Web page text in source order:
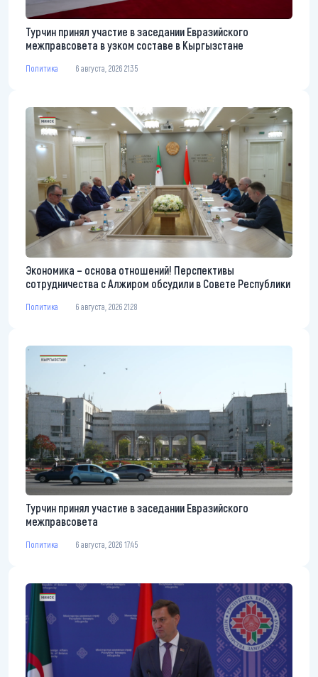
Турчин принял участие в заседании Евразийского
межправсовета в узком составе в Кыргызстане
Политика 6 августа, 2026 21:35
Экономика – основа отношений! Перспективы
сотрудничества с Алжиром обсудили в Совете Республики
Политика 6 августа, 2026 21:28
Турчин принял участие в заседании Евразийского
межправсовета
Политика 6 августа, 2026 17:45